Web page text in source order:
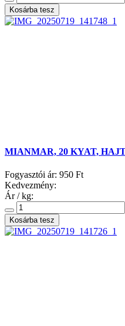
MIANMAR, 20 KYAT,
Fogyasztói ár: 950 Ft
Kedvezmény:
Ár / kg: